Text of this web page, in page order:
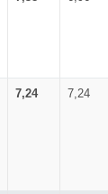
7,24 7,24